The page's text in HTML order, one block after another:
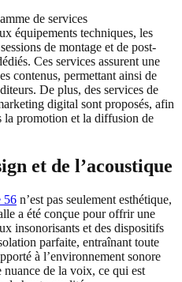
de services
équipements techniques, les
de montage et de post-
Ces services assurent une
contenus, permettant ainsi de
De plus, des services de
digital sont proposés, afin
la promotion et la diffusion de
et de l’acoustique
56 n’est pas seulement esthétique,
a été conçue pour offrir une
insonorisants et des dispositifs
parfaite, entraînant toute
à l’environnement sonore
nuance de la voix, ce qui est